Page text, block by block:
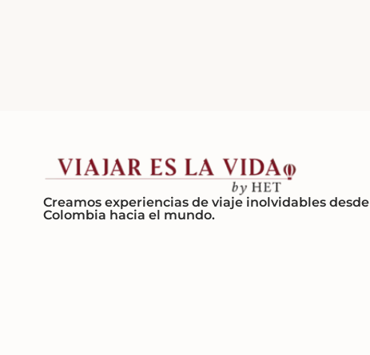
Creamos experiencias de viaje inolvidables desde
Colombia hacia el mundo.